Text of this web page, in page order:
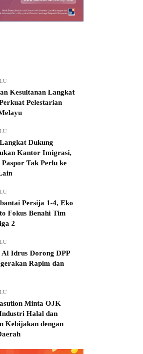
Kesultanan Langkat
Pelestarian
Dukung
Kantor Imigrasi,
Tak Perlu ke
Persija 1-4, Eko
Fokus Benahi Tim
2
Al Idrus Dorong DPP
Rapim dan
Minta OJK
Halal dan
Kebijakan dengan